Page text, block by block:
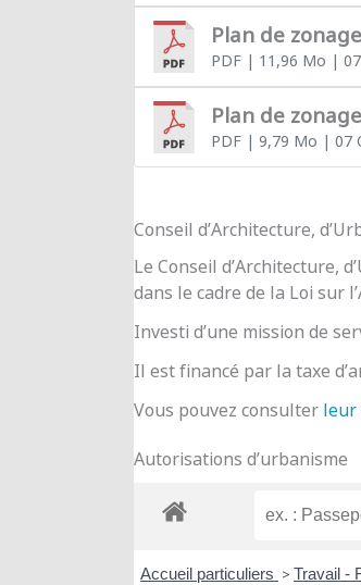
Plan de
PDF| 11,96 Mo |
Plan de
PDF| 9,79 Mo | 07
Conseil d’Architecture,
Le Conseil d’Architecture,
dans le cadre de la Loi sur
Investi d’une mission de
Il est financé par la taxe
Vous pouvez consulter leur
Autorisations d’urbanisme
Accueil particuliers > Travail -